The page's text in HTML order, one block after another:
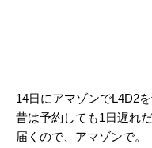
14日にアマゾンでL4D2
昔は予約しても1日遅れ
届くので、アマゾンで。